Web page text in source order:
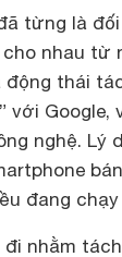
từng là
nhau từ
thái
với
nghệ. Lý
đang
nhằm